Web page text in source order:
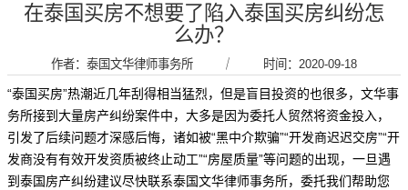
在泰国买房不想要了陷入泰国买房纠纷怎
么办？
作者：泰国文华律师事务所 ｜ 时间：2020-09-18
“泰国买房”热潮近几年刮得相当猛烈，但是盲目投资的也很多，文华事
务所接到大量房产纠纷案件中，大多是因为委托人贸然将资金投入，
引发了后续问题才深感后悔，诸如被“黑中介欺骗”“开发商迟迟交房”“开
发商没有有效开发资质被终止动工”“房屋质量”等问题的出现，一旦遇
到泰国房产纠纷建议尽快联系泰国文华律师事务所，委托我们帮助您